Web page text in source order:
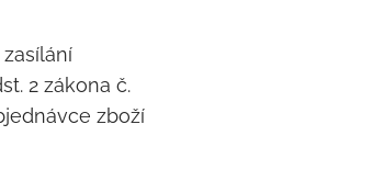
2 zákona č.
zboží